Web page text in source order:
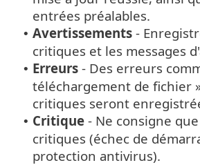
entrées préalables.
• Avertissements -
critiques et les messages
• Erreurs - Des erreurs
téléchargement de fichier
critiques seront
• Critique - Ne consigne
critiques (échec de
protection antivirus).